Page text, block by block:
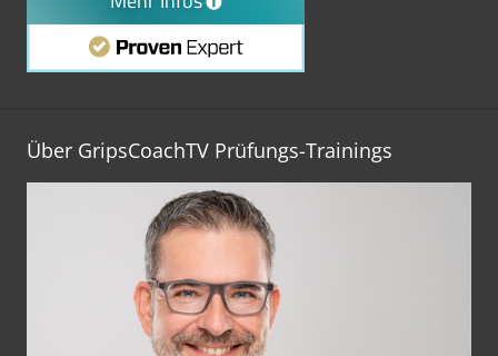
Über GripsCoachTV Prüfungs-Trainings